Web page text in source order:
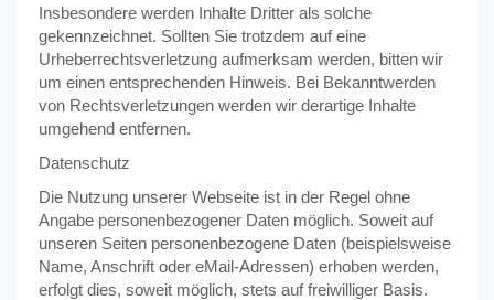
Insbesondere werden Inhalte Dritter als solche
gekennzeichnet. Sollten Sie trotzdem auf eine
Urheberrechtsverletzung aufmerksam werden, bitten wir
um einen entsprechenden Hinweis. Bei Bekanntwerden
von Rechtsverletzungen werden wir derartige Inhalte
umgehend entfernen.
Datenschutz
Die Nutzung unserer Webseite ist in der Regel ohne
Angabe personenbezogener Daten möglich. Soweit auf
unseren Seiten personenbezogene Daten (beispielsweise
Name, Anschrift oder eMail-Adressen) erhoben werden,
erfolgt dies, soweit möglich, stets auf freiwilliger Basis.